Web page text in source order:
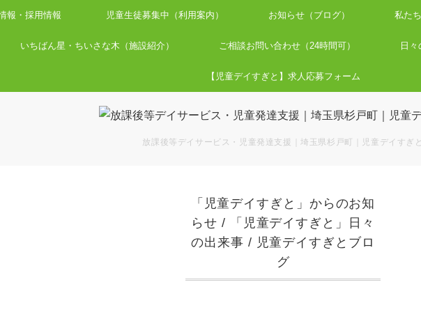
報・採用情報 児童生徒募集中（利用案内） お知らせ（ブログ） 私た
いちばん星・ちいさな木（施設紹介） ご相談お問い合わせ（24時間可） 日
【児童デイすぎと】求人応募フォーム
放課後等デイサービス・児童発達支援｜埼玉県杉戸町｜児童デイすぎと
「児童デイすぎと」からのお知
らせ /
「児童デイすぎと」日々
の出来事 / 児童デイすぎとブロ
グ